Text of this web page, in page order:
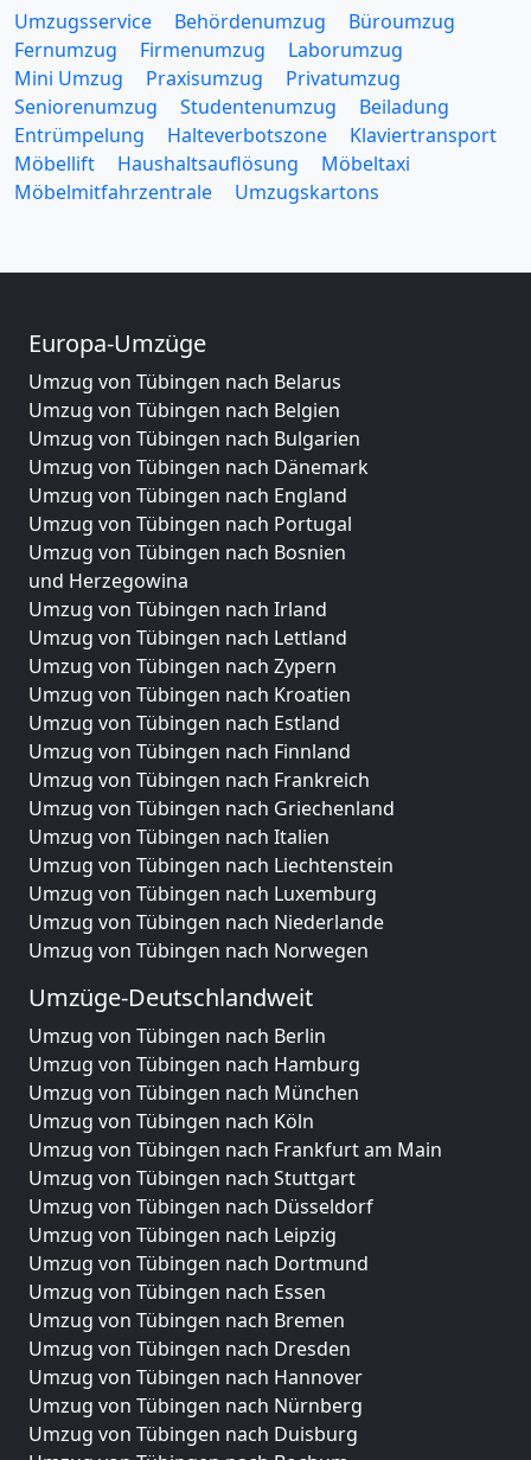
Umzugsservice Behördenumzug
Büroumzug
Fernumzug
Firmenumzug
Laborumzug
Mini Umzug
Praxisumzug
Privatumzug
Seniorenumzug
Studentenumzug
Beiladung
Entrümpelung
Halteverbotszone
Klaviertransport
Möbellift
Haushaltsauflösung
Möbeltaxi
Möbelmitfahrzentrale
Umzugskartons
Europa-Umzüge
Umzug von Tübingen nach Belarus
Umzug von Tübingen nach Belgien
Umzug von Tübingen nach Bulgarien
Umzug von Tübingen nach Dänemark
Umzug von Tübingen nach England
Umzug von Tübingen nach Portugal
Umzug von Tübingen nach Bosnien
und Herzegowina
Umzug von Tübingen nach Irland
Umzug von Tübingen nach Lettland
Umzug von Tübingen nach Zypern
Umzug von Tübingen nach Kroatien
Umzug von Tübingen nach Estland
Umzug von Tübingen nach Finnland
Umzug von Tübingen nach Frankreich
Umzug von Tübingen nach Griechenland
Umzug von Tübingen nach Italien
Umzug von Tübingen nach Liechtenstein
Umzug von Tübingen nach Luxemburg
Umzug von Tübingen nach Niederlande
Umzug von Tübingen nach Norwegen
Umzüge-Deutschlandweit
Umzug von Tübingen nach Berlin
Umzug von Tübingen nach Hamburg
Umzug von Tübingen nach München
Umzug von Tübingen nach Köln
Umzug von Tübingen nach Frankfurt am Main
Umzug von Tübingen nach Stuttgart
Umzug von Tübingen nach Düsseldorf
Umzug von Tübingen nach Leipzig
Umzug von Tübingen nach Dortmund
Umzug von Tübingen nach Essen
Umzug von Tübingen nach Bremen
Umzug von Tübingen nach Dresden
Umzug von Tübingen nach Hannover
Umzug von Tübingen nach Nürnberg
Umzug von Tübingen nach Duisburg